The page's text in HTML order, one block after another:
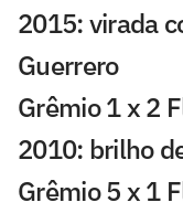
2015: virada
Guerrero
Grêmio 1 x 2
2010: brilho
Grêmio 5 x 1